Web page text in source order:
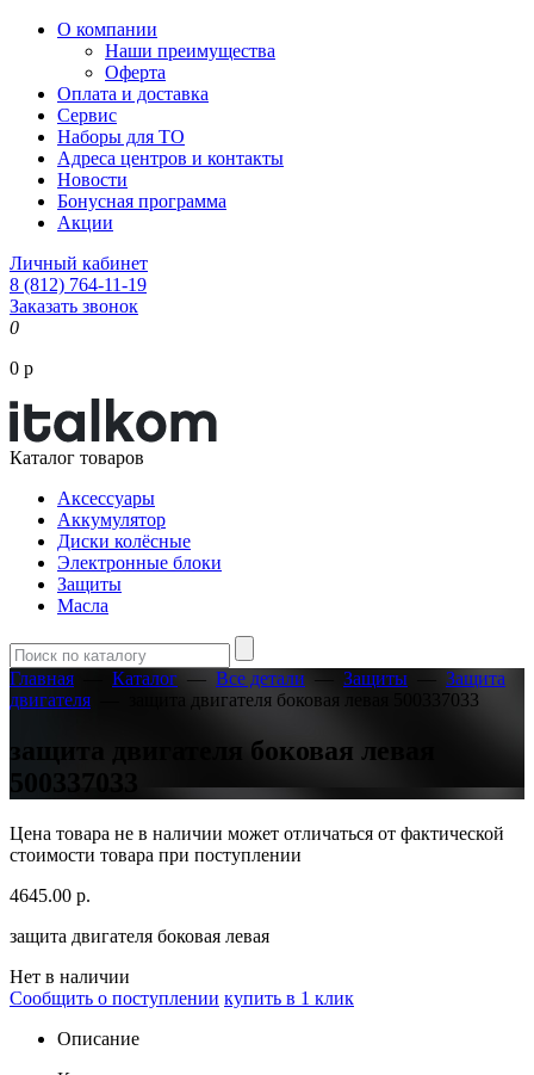
О компании
Наши преимущества
Оферта
Оплата и доставка
Сервис
Наборы для ТО
Адреса центров и контакты
Новости
Бонусная программа
Акции
Личный кабинет
8 (812) 764-11-19
Заказать звонок
0
0 р
Каталог товаров
Аксессуары
Аккумулятор
Диски колёсные
Электронные блоки
Защиты
Масла
Главная Каталог — Все детали — Защиты — Защита
двигателя
защита двигателя боковая левая 500337033
защита двигателя боковая левая
500337033
Цена товара не в наличии может отличаться от фактической
стоимости товара при поступлении
4645.00 р.
защита двигателя боковая левая
Нет в наличии
Сообщить о поступлении купить в 1 клик
Описание